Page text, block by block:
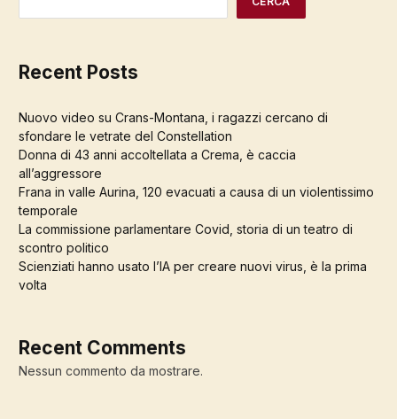
Recent Posts
Nuovo video su Crans-Montana, i ragazzi cercano di
sfondare le vetrate del Constellation
Donna di 43 anni accoltellata a Crema, è caccia
all’aggressore
Frana in valle Aurina, 120 evacuati a causa di un violentissimo
temporale
La commissione parlamentare Covid, storia di un teatro di
scontro politico
Scienziati hanno usato l’IA per creare nuovi virus, è la prima
volta
Recent Comments
Nessun commento da mostrare.